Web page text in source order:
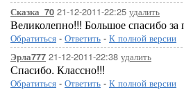
Сказка_70 21-12-2011-22:25 удалить
Великолепно!!! Большое спасибо за
Обратиться - Ответить - К полной версии
Эрла777 21-12-2011-22:38 удалить
Спасибо. Классно!!!
Обратиться - Ответить - К полной версии